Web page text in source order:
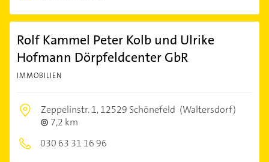
Rolf Kammel Peter Kolb und Ulrike
Hofmann Dörpfeldcenter GbR
IMMOBILIEN
Zeppelinstr. 1,12529 Schönefeld (Waltersdorf)
7,2 km
030 63 31 16 96